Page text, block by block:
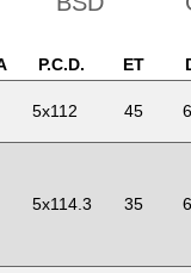
P.C.D. ET
5x112 45
5x114.3 35